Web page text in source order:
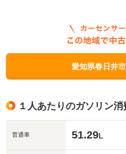
施設として挙げることができま
井コロッケやサボテンギョーザな
508号線、県道25号線といった幹
央本線の停車駅が設置されていま
市内で利用できるものは「自動車
愛知県春日井
１人あたりのガソリン消
普通車 51.29L